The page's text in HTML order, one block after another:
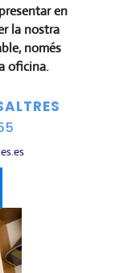
en
la nostra
només
oficina.